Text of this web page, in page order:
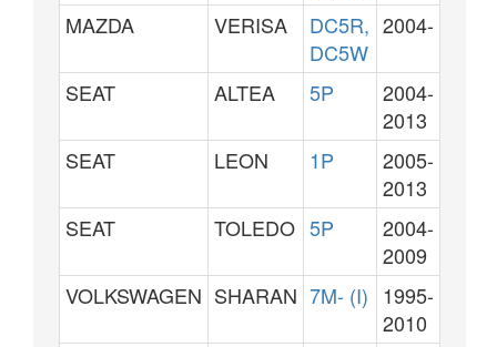
MAZDA VERISA
DC5R,
DC5W
2004-
SEAT ALTEA 5P
2004-
2013
SEAT
LEON 1P
2005-
2013
SEAT
TOLEDO 5P
2004-
2009
VOLKSWAGEN SHARAN 7M- (I) 1995-
2010